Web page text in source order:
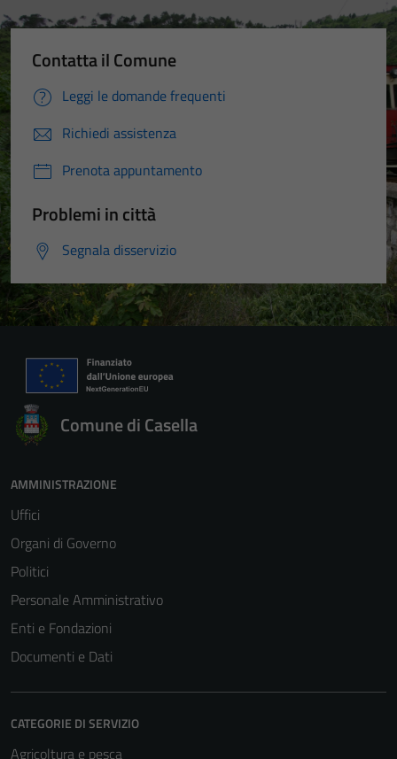
Contatta il Comune
Leggi le domande frequenti
Richiedi assistenza
Prenota appuntamento
Problemi in città
Segnala disservizio
Comune di Casella
AMMINISTRAZIONE
Uffici
Organi di Governo
Politici
Personale Amministrativo
Enti e Fondazioni
Documenti e Dati
CATEGORIE DI SERVIZIO
Agricoltura e pesca